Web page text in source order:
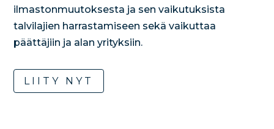
ilmastonmuutoksesta ja sen vaikutuksista
talvilajien harrastamiseen sekä vaikuttaa
päättäjiin ja alan yrityksiin.
LIITY NYT